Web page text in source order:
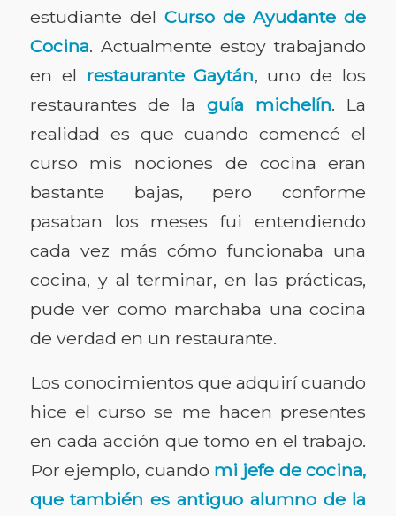
estudiante del Curso de Ayudante de
Cocina. Actualmente estoy trabajando
en el restaurante Gaytán, uno de los
restaurantes de la guía michelín. La
realidad es que cuando comencé el
curso mis nociones de cocina eran
bastante bajas, pero conforme
pasaban los meses fui entendiendo
cada vez más cómo funcionaba una
cocina, y al terminar, en las prácticas,
pude ver como marchaba una cocina
de verdad en un restaurante.
Los conocimientos que adquirí cuando
hice el curso se me hacen presentes
en cada acción que tomo en el trabajo.
Por ejemplo, cuando mi jefe de cocina,
que también es antiguo alumno de la